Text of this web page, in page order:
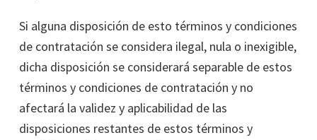
Si alguna disposición de esto términos y condiciones
de contratación se considera ilegal, nula o inexigible,
dicha disposición se considerará separable de estos
términos y condiciones de contratación y no
afectará la validez y aplicabilidad de las
disposiciones restantes de estos términos y